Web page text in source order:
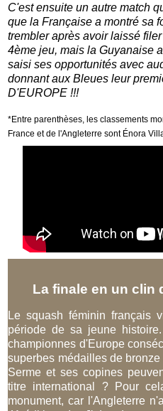
C'est ensuite un autre match
que la Française a montré sa
trembler après avoir laissé
4ème jeu, mais la Guyanaise
saisi ses opportunités avec
donnant aux Bleues leur
D'EUROPE !!!
*Entre parenthèses, les classements
France et de l'Angleterre sont Énora
La finale en un
Le squash féminin français
période de sa jeune
championnes d'Europe
superbes médailles de
Serme et ses copines
titre international ? Pour
monument, car l'Angleterre